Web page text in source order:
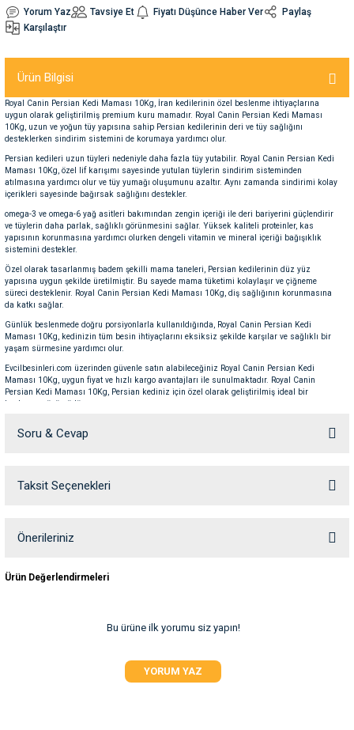
Temizlik
Ek Besinler
Kapları
Su Kabları
Kemikleri
Seyahat Ürünleri
Ek Besinleri
Yorum Yaz Tavsiye Et Fiyatı Düşünce Haber Ver
Paylaş
Karşılaştır
Ürün Bilgisi
Royal Canin Persian Kedi Maması 10Kg, İran kedilerinin özel beslenme ihtiyaçlarına
uygun olarak geliştirilmiş premium kuru mamadır. Royal Canin Persian Kedi Maması
10Kg, uzun ve yoğun tüy yapısına sahip Persian kedilerinin deri ve tüy sağlığını
desteklerken sindirim sistemini de korumaya yardımcı olur.
Persian kedileri uzun tüyleri nedeniyle daha fazla tüy yutabilir. Royal Canin Persian Kedi
Maması 10Kg, özel lif karışımı sayesinde yutulan tüylerin sindirim sisteminden
atılmasına yardımcı olur ve tüy yumağı oluşumunu azaltır. Aynı zamanda sindirimi kolay
içerikleri sayesinde bağırsak sağlığını destekler.
omega-3 ve omega-6 yağ asitleri bakımından zengin içeriği ile deri bariyerini güçlendirir
ve tüylerin daha parlak, sağlıklı görünmesini sağlar. Yüksek kaliteli proteinler, kas
yapısının korunmasına yardımcı olurken dengeli vitamin ve mineral içeriği bağışıklık
sistemini destekler.
Özel olarak tasarlanmış badem şekilli mama taneleri, Persian kedilerinin düz yüz
yapısına uygun şekilde üretilmiştir. Bu sayede mama tüketimi kolaylaşır ve çiğneme
süreci desteklenir. Royal Canin Persian Kedi Maması 10Kg, diş sağlığının korunmasına
da katkı sağlar.
Günlük beslenmede doğru porsiyonlarla kullanıldığında, Royal Canin Persian Kedi
Maması 10Kg, kedinizin tüm besin ihtiyaçlarını eksiksiz şekilde karşılar ve sağlıklı bir
yaşam sürmesine yardımcı olur.
Evcilbesinleri.com üzerinden güvenle satın alabileceğiniz Royal Canin Persian Kedi
Maması 10Kg, uygun fiyat ve hızlı kargo avantajları ile sunulmaktadır. Royal Canin
Persian Kedi Maması 10Kg, Persian kediniz için özel olarak geliştirilmiş ideal bir
beslenme çözümüdür.
Soru & Cevap
Ürün hakkında henüz soru sorulmamış.
Taksit Seçenekleri
Önerileriniz
yetersiz gördüğünüz noktaları öneri formunu kullanarak tarafımıza
Ürün açıklamasında eksik bilgiler bulunuyor.
Ürün Değerlendirmeleri
Bu ürüne ilk yorumu siz yapın!
YORUM YAZ